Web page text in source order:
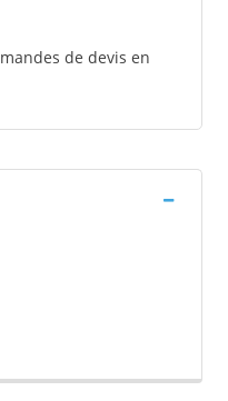
de devis en